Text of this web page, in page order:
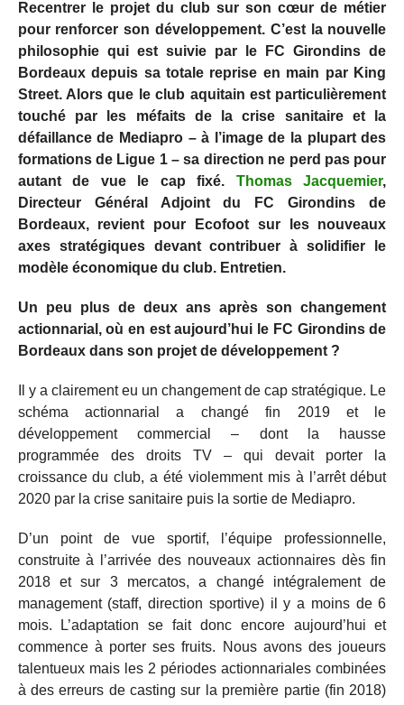
Recentrer le projet du club sur son cœur de métier
pour renforcer son développement. C’est la nouvelle
philosophie qui est suivie par le FC Girondins de
Bordeaux depuis sa totale reprise en main par King
Street. Alors que le club aquitain est particulièrement
touché par les méfaits de la crise sanitaire et la
défaillance de Mediapro – à l’image de la plupart des
formations de Ligue 1 – sa direction ne perd pas pour
autant de vue le cap fixé. Thomas Jacquemier,
Directeur Général Adjoint du FC Girondins de
Bordeaux, revient pour Ecofoot sur les nouveaux
axes stratégiques devant contribuer à solidifier le
modèle économique du club. Entretien.
Un peu plus de deux ans après son changement
actionnarial, où en est aujourd’hui le FC Girondins de
Bordeaux dans son projet de développement ?
Il y a clairement eu un changement de cap stratégique. Le
schéma actionnarial a changé fin 2019 et le
développement commercial – dont la hausse
programmée des droits TV – qui devait porter la
croissance du club, a été violemment mis à l’arrêt début
2020 par la crise sanitaire puis la sortie de Mediapro.
D’un point de vue sportif, l’équipe professionnelle,
construite à l’arrivée des nouveaux actionnaires dès fin
2018 et sur 3 mercatos, a changé intégralement de
management (staff, direction sportive) il y a moins de 6
mois. L’adaptation se fait donc encore aujourd’hui et
commence à porter ses fruits. Nous avons des joueurs
talentueux mais les 2 périodes actionnariales combinées
à des erreurs de casting sur la première partie (fin 2018)